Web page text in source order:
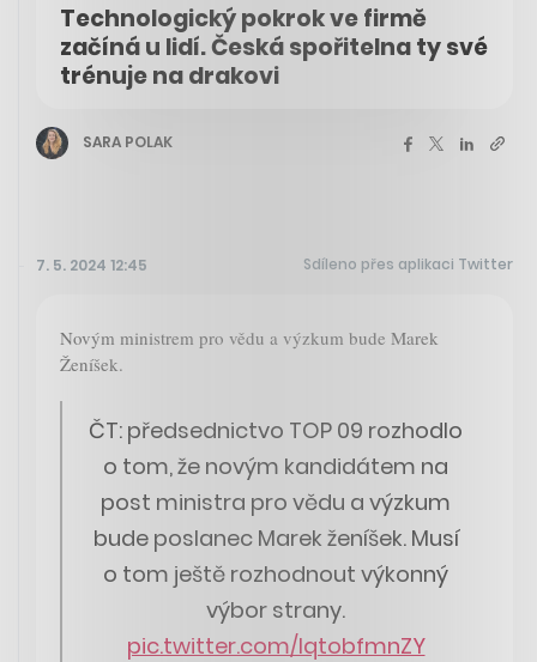
Technologický pokrok ve firmě
začíná u lidí. Česká spořitelna ty své
trénuje na drakovi
SARA POLAK
7. 5. 2024 12:45 Sdíleno přes aplikaci Twitter
Novým ministrem pro vědu a výzkum bude Marek
Ženíšek.
ČT: předsednictvo TOP 09 rozhodlo
o tom, že novým kandidátem na
post ministra pro vědu a výzkum
bude poslanec Marek ženíšek. Musí
o tom ještě rozhodnout výkonný
výbor strany.
pic.twitter.com/lqtobfmnZY